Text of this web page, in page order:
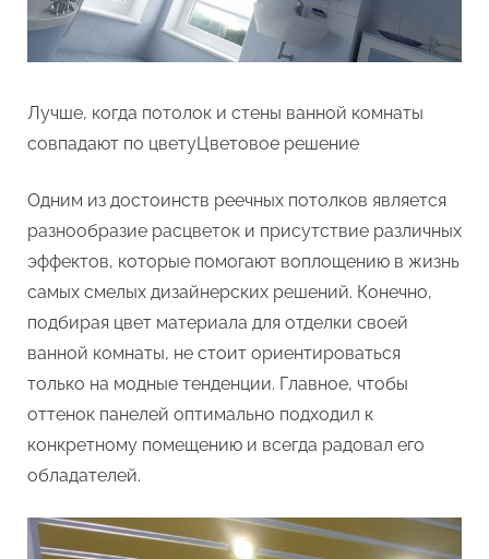
Лучше, когда потолок и стены ванной комнаты
совпадают по цветуЦветовое решение
Одним из достоинств реечных потолков является
разнообразие расцветок и присутствие различных
эффектов, которые помогают воплощению в жизнь
самых смелых дизайнерских решений. Конечно,
подбирая цвет материала для отделки своей
ванной комнаты, не стоит ориентироваться
только на модные тенденции. Главное, чтобы
оттенок панелей оптимально подходил к
конкретному помещению и всегда радовал его
обладателей.